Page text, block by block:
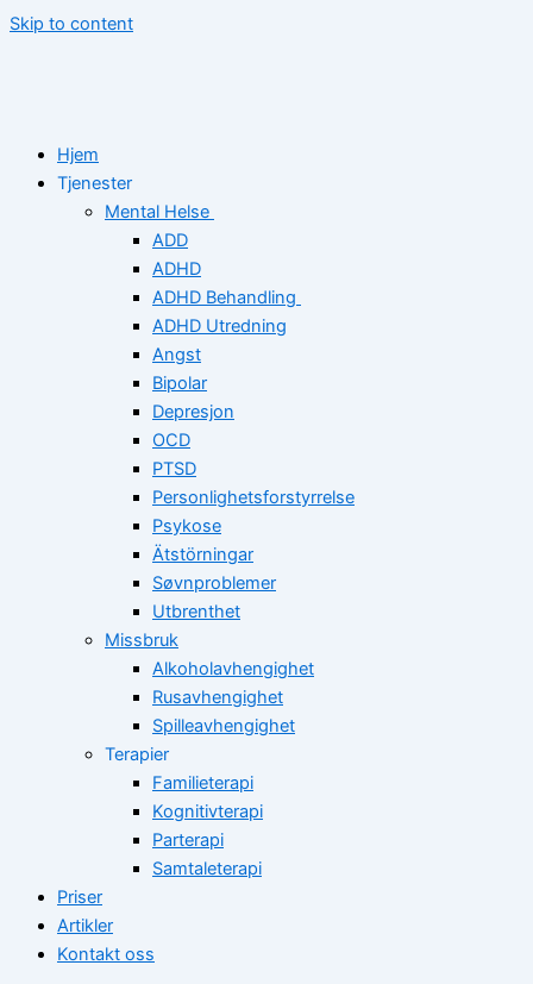
Skip to content
Hjem
Tjenester
Mental Helse
ADD
ADHD
ADHD Behandling
ADHD Utredning
Angst
Bipolar
Depresjon
OCD
PTSD
Personlighetsforstyrrelse
Psykose
Ätstörningar
Søvnproblemer
Utbrenthet
Missbruk
Alkoholavhengighet
Rusavhengighet
Spilleavhengighet
Terapier
Familieterapi
Kognitivterapi
Parterapi
Samtaleterapi
Priser
Artikler
Kontakt oss